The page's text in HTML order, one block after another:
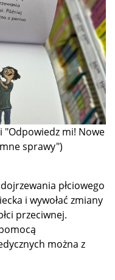
"Odpowiedz mi! Nowe
sprawy")
płciowego
i wywołać zmiany
przeciwnej.
można z